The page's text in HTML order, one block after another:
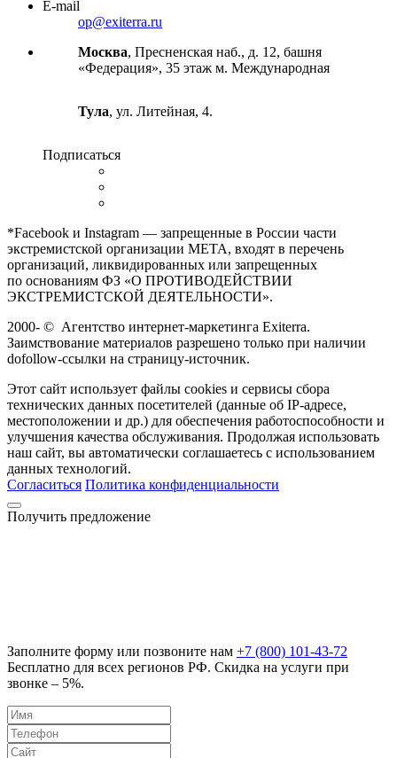
E-mail
op@exiterra.ru
Москва, Пресненская наб., д. 12, башня
«Федерация», 35 этаж м. Международная
Тула, ул. Литейная, 4.
Подписаться
*Facebook и Instagram — запрещенные в России части
экстремистской организации META, входят в перечень
организаций, ликвидированных или запрещенных
по основаниям ФЗ «О ПРОТИВОДЕЙСТВИИ
ЭКСТРЕМИСТСКОЙ ДЕЯТЕЛЬНОСТИ».
2000- © Агентство интернет-маркетинга Exiterra.
Заимствование материалов разрешено только при наличии
dofollow-ссылки на страницу-источник.
Этот сайт использует файлы cookies и сервисы сбора
технических данных посетителей (данные об IP-адресе,
местоположении и др.) для обеспечения работоспособности и
улучшения качества обслуживания. Продолжая использовать
наш сайт, вы автоматически соглашаетесь с использованием
данных технологий.
Согласиться Политика конфиденциальности
Получить предложение
Заполните форму или позвоните нам +7 (800) 101-43-72
Бесплатно для всех регионов РФ. Скидка на услуги при
звонке – 5%.